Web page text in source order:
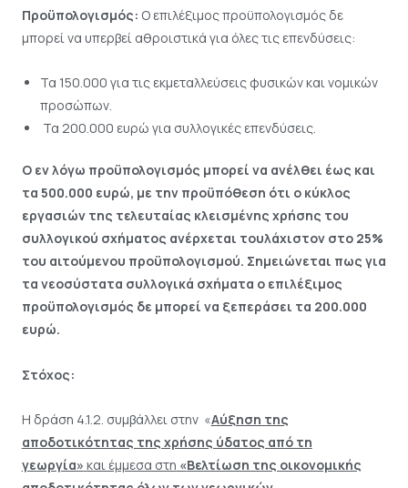
Προϋπολογισμός: Ο επιλέξιμος προϋπολογισμός δε
μπορεί να υπερβεί αθροιστικά για όλες τις επενδύσεις:
Τα 150.000 για τις εκμεταλλεύσεις φυσικών και νομικών
προσώπων.
Τα 200.000 ευρώ για συλλογικές επενδύσεις.
Ο εν λόγω προϋπολογισμός μπορεί να ανέλθει έως και
τα 500.000 ευρώ, με την προϋπόθεση ότι ο κύκλος
εργασιών της τελευταίας κλεισμένης χρήσης του
συλλογικού σχήματος ανέρχεται τουλάχιστον στο 25%
του αιτούμενου προϋπολογισμού. Σημειώνεται πως για
τα νεοσύστατα συλλογικά σχήματα ο επιλέξιμος
προϋπολογισμός δε μπορεί να ξεπεράσει τα 200.000
ευρώ.
Στόχος:
Η δράση 4.1.2. συμβάλλει στην «Αύξηση της
αποδοτικότητας της χρήσης ύδατος από τη
γεωργία» και έμμεσα στη «Βελτίωση της οικονομικής